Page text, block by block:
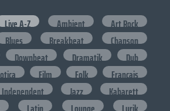
Live A-Z Ambient
Art Rock
Blues Breakbeat
Chanson
Downbeat Dramatik
Dub
Film Folk
Francais
Independent Jazz
Kabarett